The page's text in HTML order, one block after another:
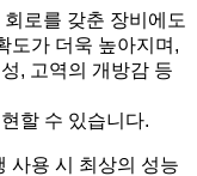
로를 갖춘 장비에도
도가 더욱 높아지며,
, 고역의 개방감 등
할 수 있습니다.
사용 시 최상의 성능